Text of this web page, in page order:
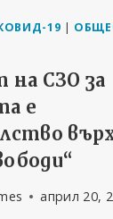
19 |
на СЗО за
е
април 20,